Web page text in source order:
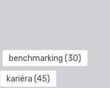
benchmarking (30)
kariéra (45)